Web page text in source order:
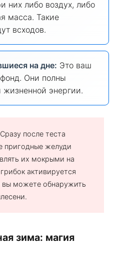
них либо воздух, либо
масса. Такие
всходов.
на дне: Это ваш
Они полны
жизненной энергии.
после теста
пригодные желуди
их мокрыми на
активируется
вы можете обнаружить
зима: магия